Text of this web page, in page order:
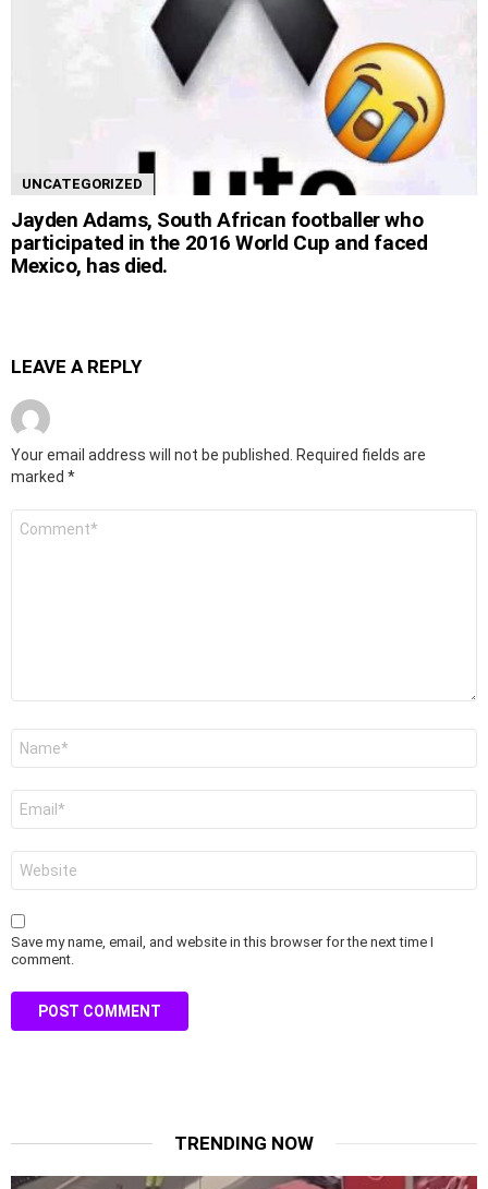
UNCATEGORIZED
Jayden Adams, South African footballer who
participated in the 2016 World Cup and faced
Mexico, has died.
LEAVE A REPLY
Your email address will not be published.
Required fields are
marked *
Save my name, email, and website in this browser for the next time I
comment.
TRENDING NOW